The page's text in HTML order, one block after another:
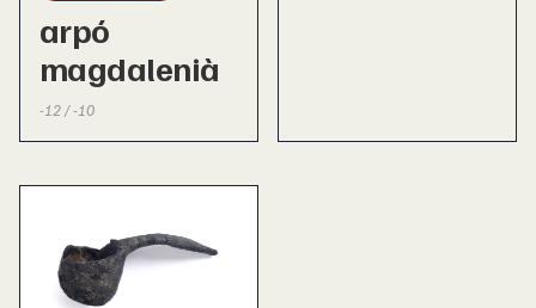
arpó
magdalenià
-12 / -10